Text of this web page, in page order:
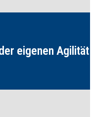
eigenen Agilität